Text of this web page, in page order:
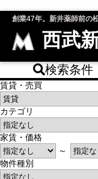
創業47年。新井薬師前の
西武
検索条件
賃貸・売買
カテゴリ
家賃・価格
～
物件種別